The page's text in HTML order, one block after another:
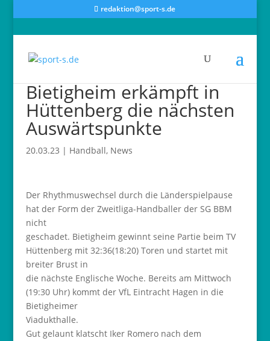
redaktion@sport-s.de
Bietigheim erkämpft in
Hüttenberg die nächsten
Auswärtspunkte
20.03.23 | Handball, News
Der Rhythmuswechsel durch die Länderspielpause
hat der Form der Zweitliga-Handballer der SG BBM
nicht
geschadet. Bietigheim gewinnt seine Partie beim TV
Hüttenberg mit 32:36(18:20) Toren und startet mit
breiter Brust in
die nächste Englische Woche. Bereits am Mittwoch
(19:30 Uhr) kommt der VfL Eintracht Hagen in die
Bietigheimer
Viadukthalle.
Gut gelaunt klatscht Iker Romero nach dem